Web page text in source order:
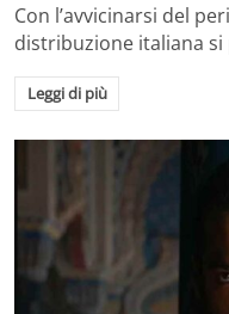
Con l’avvicinarsi del
distribuzione italiana
Leggi di più